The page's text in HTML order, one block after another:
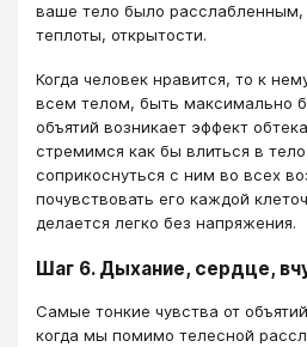
ваше тело было расслабленным,
теплоты, открытости.
Когда человек нравится, то к
всем телом, быть максимально
объятий возникает эффект
стремимся как бы влиться в
соприкоснуться с ним во всех
почувствовать его каждой
делается легко без напряжения.
Шаг 6. Дыхание, сердце,
Самые тонкие чувства от
когда мы помимо телесной